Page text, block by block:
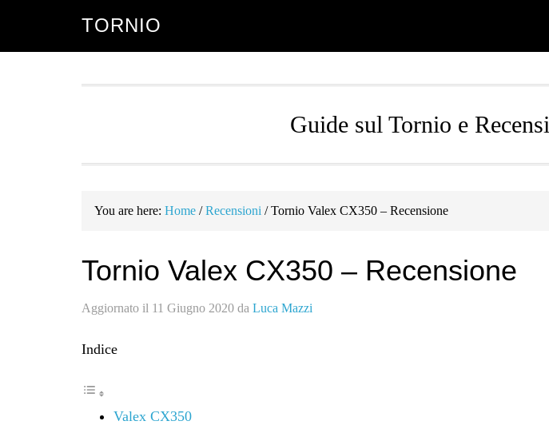
TORNIO
Guide sul Tornio e
You are here: Home / Recensioni /Tornio Valex CX350 – Recensione
Tornio Valex CX350 – Recensione
Aggiornato il 11 Giugno 2020 da Luca Mazzi
Indice
Valex CX350